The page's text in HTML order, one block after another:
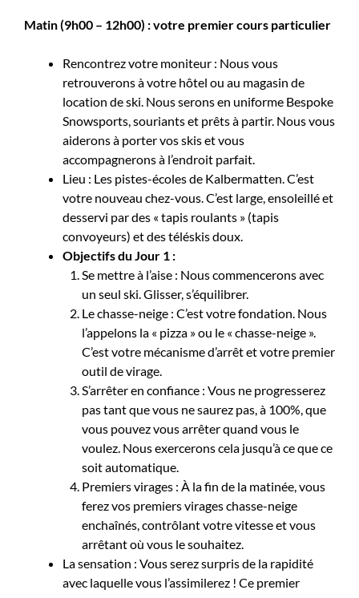
Matin (9h00 – 12h00) : votre premier cours particulier
Rencontrez votre moniteur : Nous vous
retrouverons à votre hôtel ou au magasin de
location de ski. Nous serons en uniforme Bespoke
Snowsports, souriants et prêts à partir. Nous vous
aiderons à porter vos skis et vous
accompagnerons à l’endroit parfait.
Lieu : Les pistes-écoles de Kalbermatten. C’est
votre nouveau chez-vous. C’est large, ensoleillé et
desservi par des « tapis roulants » (tapis
convoyeurs) et des téléskis doux.
Objectifs du Jour 1 :
Se mettre à l’aise : Nous commencerons avec
un seul ski. Glisser, s’équilibrer.
Le chasse-neige : C’est votre fondation. Nous
l’appelons la « pizza » ou le « chasse-neige ».
C’est votre mécanisme d’arrêt et votre premier
outil de virage.
S’arrêter en confiance : Vous ne progresserez
pas tant que vous ne saurez pas, à 100%, que
vous pouvez vous arrêter quand vous le
voulez. Nous exercerons cela jusqu’à ce que ce
soit automatique.
Premiers virages : À la fin de la matinée, vous
ferez vos premiers virages chasse-neige
enchaînés, contrôlant votre vitesse et vous
arrêtant où vous le souhaitez.
La sensation : Vous serez surpris de la rapidité
avec laquelle vous l’assimilerez ! Ce premier